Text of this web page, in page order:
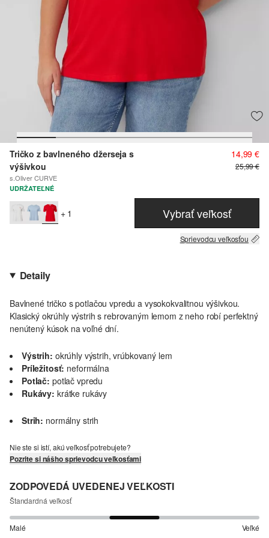
Tričko z bavlneného džerseja s
výšivkou
s.Oliver CURVE
14,99 €
25,99 €
UDRŽATEĽNÉ
+ 1 Vybrať veľkosť
Sprievodcu veľkosťou
Detaily
Bavlnené tričko s potlačou vpredu a vysokokvalitnou výšivkou.
Klasický okrúhly výstrih s rebrovaným lemom z neho robí perfektný
nenútený kúsok na voľné dní.
Výstrih: okrúhly výstrih, vrúbkovaný lem
Príležitosť: neformálna
Potlač: potlač vpredu
Rukávy: krátke rukávy
Strih: normálny strih
Nie ste si istí, akú veľkosť potrebujete?
Pozrite si nášho sprievodcu veľkosťami
ZODPOVEDÁ UVEDENEJ VEĽKOSTI
Štandardná veľkosť
Malé Veľké